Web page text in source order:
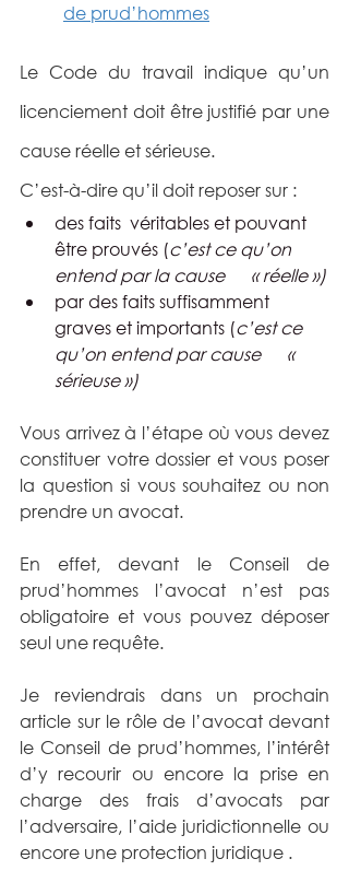
de prud’hommes
Le Code du travail indique qu’un
licenciement doit être justifié par une
cause réelle et sérieuse.
C’est-à-dire qu’il doit reposer sur :
des faits  véritables et pouvant
être prouvés (c’est ce qu’on
entend par la cause      « réelle »)
par des faits suffisamment
graves et importants (c’est ce
qu’on entend par cause      «
sérieuse »)
Vous arrivez à l’étape où vous devez
constituer votre dossier et vous poser
la question si vous souhaitez ou non
prendre un avocat.
En effet, devant le Conseil de
prud’hommes l’avocat n’est pas
obligatoire et vous pouvez déposer
seul une requête.
Je reviendrais dans un prochain
article sur le rôle de l’avocat devant
le Conseil de prud’hommes, l’intérêt
d’y recourir ou encore la prise en
charge des frais d’avocats par
l’adversaire, l’aide juridictionnelle ou
encore une protection juridique .